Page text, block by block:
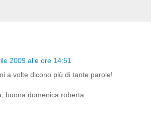
2009 alle ore 14:51
a volte dicono più di tante parole!
buona domenica roberta.